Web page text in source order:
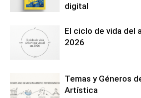
digital
El ciclo de vida del
2026
Temas y Géneros
Artística